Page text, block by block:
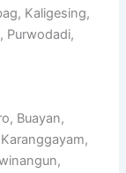
Kaligesing,
Purwodadi,
Buayan,